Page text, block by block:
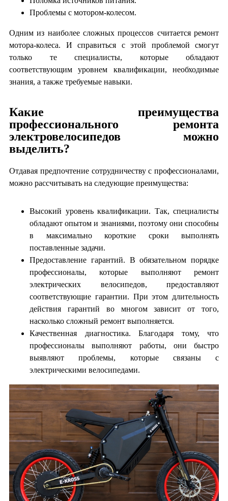
Проблемы с мотором-колесом.
Одним из наиболее сложных процессов считается ремонт
мотора-колеса. И справиться с этой проблемой смогут
только те специалисты, которые обладают
соответствующим уровнем квалификации, необходимые
знания, а также требуемые навыки.
Какие преимущества
профессионального ремонта
электровелосипедов можно
выделить?
Отдавая предпочтение сотрудничеству с профессионалами,
можно рассчитывать на следующие преимущества:
Высокий уровень квалификации. Так, специалисты
обладают опытом и знаниями, поэтому они способны
в максимально короткие сроки выполнять
поставленные задачи.
Предоставление гарантий. В обязательном порядке
профессионалы, которые выполняют ремонт
электрических велосипедов, предоставляют
соответствующие гарантии. При этом длительность
действия гарантий во многом зависит от того,
насколько сложный ремонт выполняется.
Качественная диагностика. Благодаря тому, что
профессионалы выполняют работы, они быстро
выявляют проблемы, которые связаны с
электрическими велосипедами.